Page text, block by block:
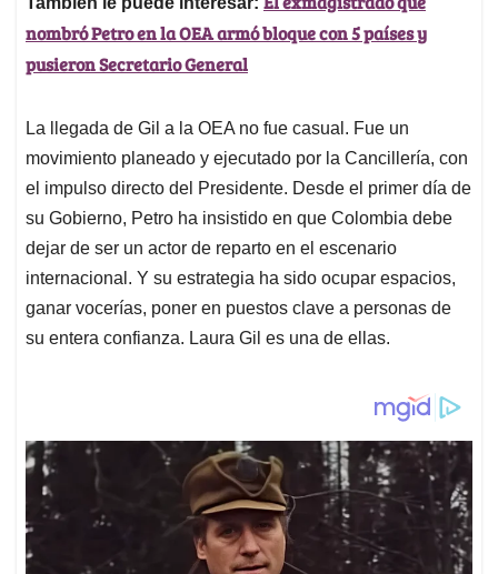
nombró Petro en la OEA armó bloque con 5 países y
pusieron Secretario General
La llegada de Gil a la OEA no fue casual. Fue un
movimiento planeado y ejecutado por la Cancillería, con
el impulso directo del Presidente. Desde el primer día de
su Gobierno, Petro ha insistido en que Colombia debe
dejar de ser un actor de reparto en el escenario
internacional. Y su estrategia ha sido ocupar espacios,
ganar vocerías, poner en puestos clave a personas de
su entera confianza. Laura Gil es una de ellas.